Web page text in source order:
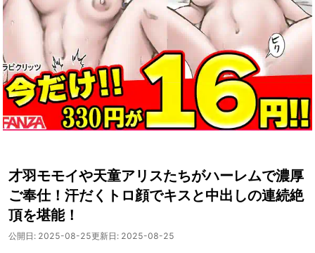
才羽モモイや天童アリスたちがハーレムで濃厚
ご奉仕！汗だくトロ顔でキスと中出しの連続絶
頂を堪能！
公開日: 2025-08-25更新日: 2025-08-25